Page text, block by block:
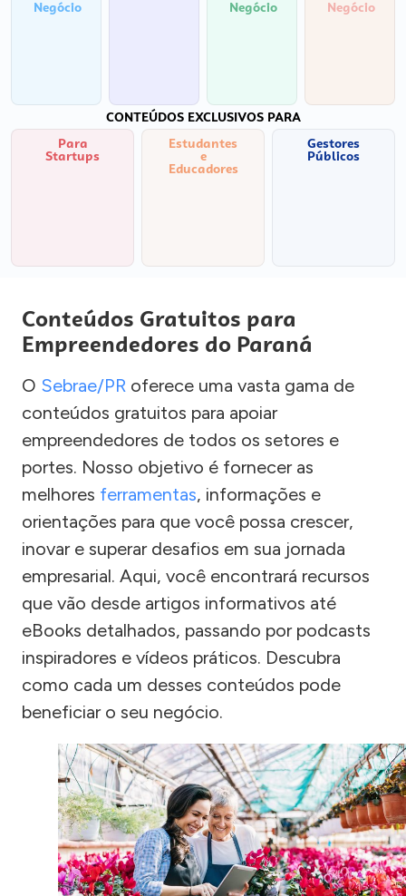
Negócio Negócio Negócio
CONTEÚDOS EXCLUSIVOS PARA
Para
Startups
Estudantes
e
Educadores
Gestores
Públicos
Conteúdos Gratuitos para
Empreendedores do Paraná
O Sebrae/PR oferece uma vasta gama de
conteúdos gratuitos para apoiar
empreendedores de todos os setores e
portes. Nosso objetivo é fornecer as
melhores ferramentas, informações e
orientações para que você possa crescer,
inovar e superar desafios em sua jornada
empresarial. Aqui, você encontrará recursos
que vão desde artigos informativos até
eBooks detalhados, passando por podcasts
inspiradores e vídeos práticos. Descubra
como cada um desses conteúdos pode
beneficiar o seu negócio.